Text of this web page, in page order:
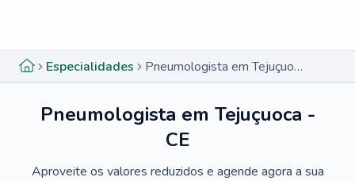
Especialidades Pneumologista em Tejuçuoca - CE
Pneumologista em Tejuçuoca -
CE
Aproveite os valores reduzidos e agende agora a sua